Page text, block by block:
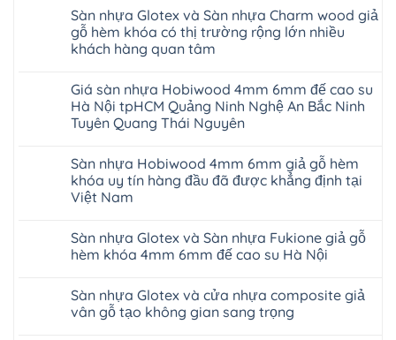
13
RUM
AI
35
AI
AI
37
AI
dày
12mm
to
tại
Hà
Nội
Thanh
Trì
Bắc
Ninh
Tây
Hưng
khóa
4mm
6mm
đế
cao
charm
wood
hobiwood
kosmos
mikado
4mm
6mm
báo
giá
sàn
nhựa
bao
tại
tphcm
Bình
bình
luận
ở
Sàn
và
Sàn
nhựa
Hobiwood
giả
khóa
4mm
6mm
đế
có
hèm
khóa
chống
cong
vênh
Sàn nhựa Glotex và Sàn nhựa Charm wood giả
gỗ hèm khóa có thị trường rộng lớn nhiều
khách hàng quan tâm
bình
luận
ở
Sàn
nhựa
và
Sàn
nhựa
Charm
wood
hèm
khóa
có
rộng
lớn
nhiều
Giá sàn nhựa Hobiwood 4mm 6mm đế cao su
Hà Nội tpHCM Quảng Ninh Nghệ An Bắc Ninh
Tuyên Quang Thái Nguyên
bình
luận
ở
Giá
Hobiwood
4mm
6mm
su
Hà
Nội
Sàn nhựa Hobiwood 4mm 6mm giả gỗ hèm
khóa uy tín hàng đầu đã được khẳng định tại
Việt Nam
bình
luận
ở
Hobiwood
4mm
6mm
Sàn nhựa Glotex và Sàn nhựa Fukione giả gỗ
hèm khóa 4mm 6mm đế cao su Hà Nội
bình
luận
ở
Sàn nhựa Glotex và cửa nhựa composite giả
vân gỗ tạo không gian sang trọng